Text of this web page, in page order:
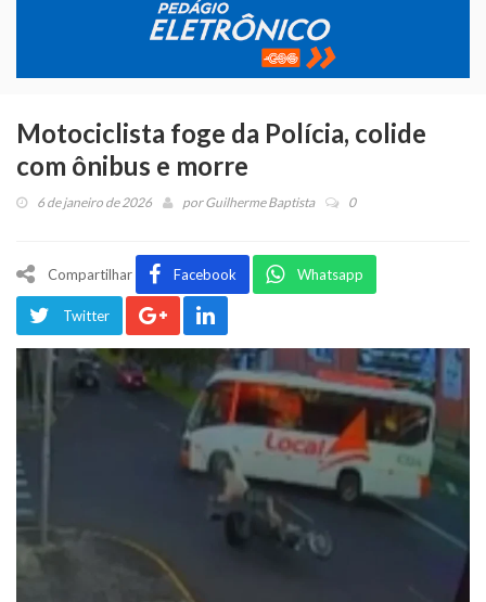
Motociclista foge da Polícia, colide
com ônibus e morre
6 de janeiro de 2026 porGuilherme Baptista 0
Compartilhar Facebook Whatsapp
Twitter